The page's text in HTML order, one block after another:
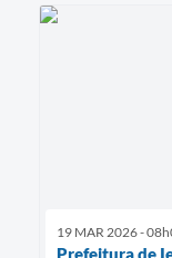
19 MAR 2026 -
Prefeitura de